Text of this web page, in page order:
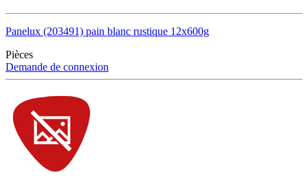
Panelux (203491) pain blanc rustique 12x600g
Pièces
Demande de connexion